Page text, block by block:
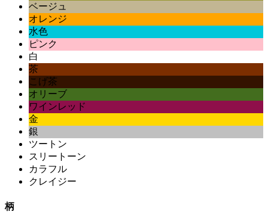
ベージュ
オレンジ
水色
ピンク
白
茶
こげ茶
オリーブ
ワインレッド
金
銀
ツートン
スリートーン
カラフル
クレイジー
柄